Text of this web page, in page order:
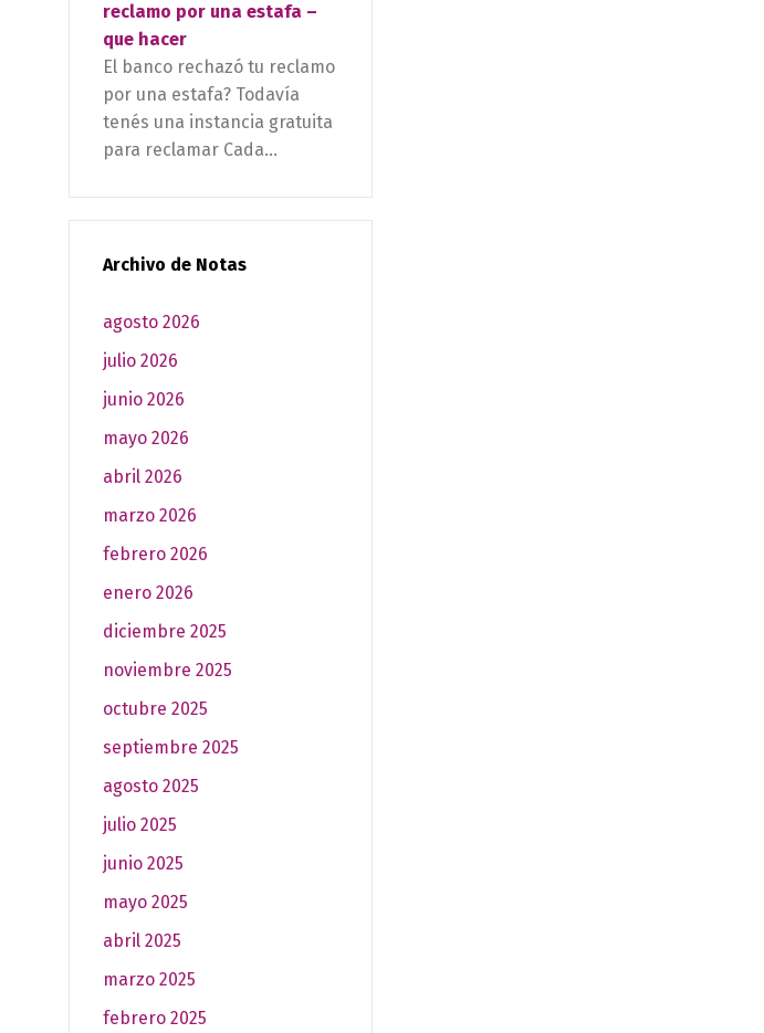
reclamo por una estafa –
que hacer
El banco rechazó tu reclamo
por una estafa? Todavía
tenés una instancia gratuita
para reclamar Cada...
Archivo de Notas
agosto 2026
julio 2026
junio 2026
mayo 2026
abril 2026
marzo 2026
febrero 2026
enero 2026
diciembre 2025
noviembre 2025
octubre 2025
septiembre 2025
agosto 2025
julio 2025
junio 2025
mayo 2025
abril 2025
marzo 2025
febrero 2025